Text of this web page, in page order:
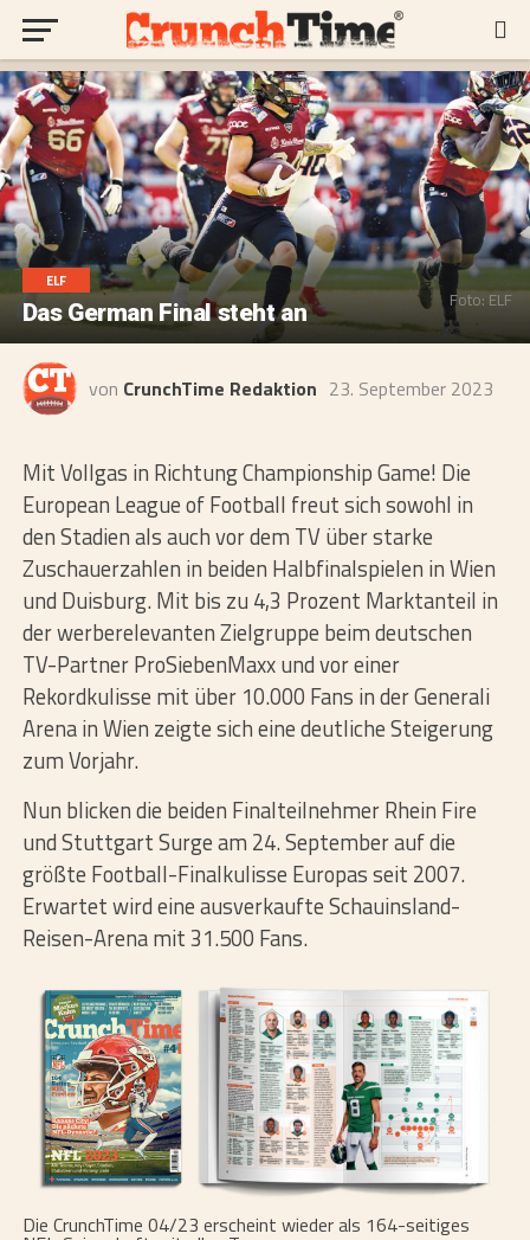
ELF
Das German Final steht an Foto: ELF
von CrunchTime Redaktion 23. September 2023
Mit Vollgas in Richtung Championship Game! Die
European League of Football freut sich sowohl in
den Stadien als auch vor dem TV über starke
Zuschauerzahlen in beiden Halbfinalspielen in Wien
und Duisburg. Mit bis zu 4,3 Prozent Marktanteil in
der werberelevanten Zielgruppe beim deutschen
TV-Partner ProSiebenMaxx und vor einer
Rekordkulisse mit über 10.000 Fans in der Generali
Arena in Wien zeigte sich eine deutliche Steigerung
zum Vorjahr.
Nun blicken die beiden Finalteilnehmer Rhein Fire
und Stuttgart Surge am 24. September auf die
größte Football-Finalkulisse Europas seit 2007.
Erwartet wird eine ausverkaufte Schauinsland-
Reisen-Arena mit 31.500 Fans.
Die CrunchTime 04/23 erscheint wieder als 164-seitiges